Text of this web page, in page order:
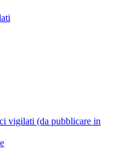
vigilati (da pubblicare in